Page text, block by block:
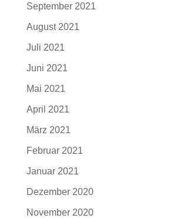
September 2021
August 2021
Juli 2021
Juni 2021
Mai 2021
April 2021
März 2021
Februar 2021
Januar 2021
Dezember 2020
November 2020